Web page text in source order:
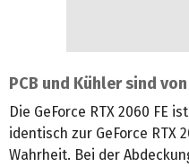
PCB und Kühler sind
Die GeForce RTX 2060 FE
identisch zur GeForce RTX
Wahrheit. Bei der